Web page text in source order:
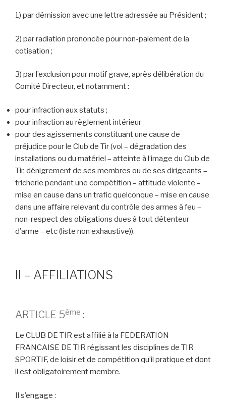
1) par démission avec une lettre adressée au Président ;
2) par radiation prononcée pour non-paiement de la
cotisation ;
3) par l’exclusion pour motif grave, après délibération du
Comité Directeur, et notamment :
pour infraction aux statuts ;
pour infraction au règlement intérieur
pour des agissements constituant une cause de
préjudice pour le Club de Tir (vol – dégradation des
installations ou du matériel – atteinte à l’image du Club de
Tir, dénigrement de ses membres ou de ses dirigeants –
tricherie pendant une compétition – attitude violente –
mise en cause dans un trafic quelconque – mise en cause
dans une affaire relevant du contrôle des armes à feu –
non-respect des obligations dues à tout détenteur
d’arme – etc (liste non exhaustive)).
II – AFFILIATIONS
ARTICLE 5ème :
Le CLUB DE TIR est affilié à la FEDERATION
FRANCAISE DE TIR régissant les disciplines de TIR
SPORTIF, de loisir et de compétition qu’il pratique et dont
il est obligatoirement membre.
Il s’engage :